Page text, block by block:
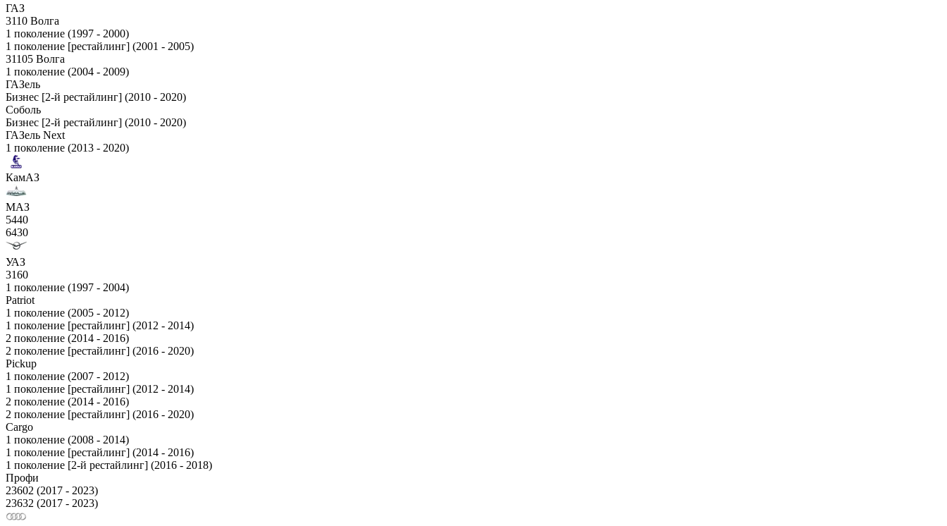
ГАЗ
3110 Волга
1 поколение (1997 - 2000)
1 поколение [рестайлинг] (2001 - 2005)
31105 Волга
1 поколение (2004 - 2009)
ГАЗель
Бизнес [2-й рестайлинг] (2010 - 2020)
Соболь
Бизнес [2-й рестайлинг] (2010 - 2020)
ГАЗель Next
1 поколение (2013 - 2020)
КамАЗ
МАЗ
5440
6430
УАЗ
3160
1 поколение (1997 - 2004)
Patriot
1 поколение (2005 - 2012)
1 поколение [рестайлинг] (2012 - 2014)
2 поколение (2014 - 2016)
2 поколение [рестайлинг] (2016 - 2020)
Pickup
1 поколение (2007 - 2012)
1 поколение [рестайлинг] (2012 - 2014)
2 поколение (2014 - 2016)
2 поколение [рестайлинг] (2016 - 2020)
Cargo
1 поколение (2008 - 2014)
1 поколение [рестайлинг] (2014 - 2016)
1 поколение [2-й рестайлинг] (2016 - 2018)
Профи
23602 (2017 - 2023)
23632 (2017 - 2023)